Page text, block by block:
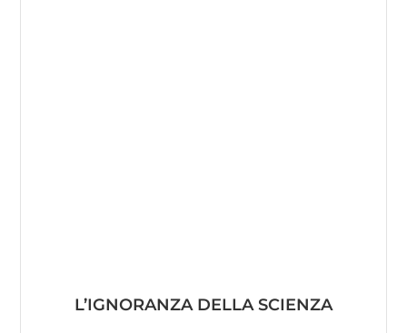
L’IGNORANZA DELLA SCIENZA